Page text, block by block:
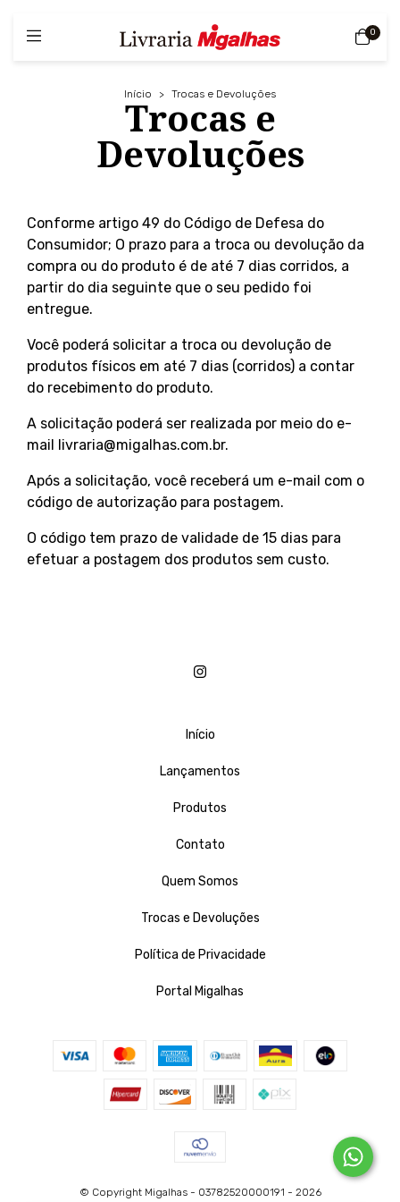
0
Início > Trocas e Devoluções
Trocas e
Devoluções
Conforme artigo 49 do Código de Defesa do
Consumidor; O prazo para a troca ou devolução da
compra ou do produto é de até 7 dias corridos, a
partir do dia seguinte que o seu pedido foi
entregue.
Você poderá solicitar a troca ou devolução de
produtos físicos em até 7 dias (corridos) a contar
do recebimento do produto.
A solicitação poderá ser realizada por meio do e-
mail livraria@migalhas.com.br.
Após a solicitação, você receberá um e-mail com o
código de autorização para postagem.
O código tem prazo de validade de 15 dias para
efetuar a postagem dos produtos sem custo.
Início
Lançamentos
Produtos
Contato
Quem Somos
Trocas e Devoluções
Política de Privacidade
Portal Migalhas
© Copyright Migalhas - 03782520000191 - 2026